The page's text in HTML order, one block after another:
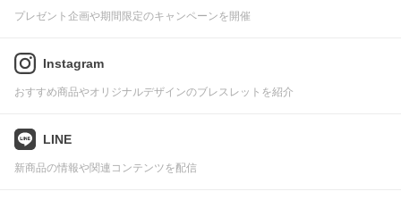
プレゼント企画や期間限定のキャンペーンを開催
Instagram
おすすめ商品やオリジナルデザインのブレスレットを紹介
LINE
新商品の情報や関連コンテンツを配信